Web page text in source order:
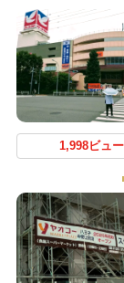
1,998ビュー